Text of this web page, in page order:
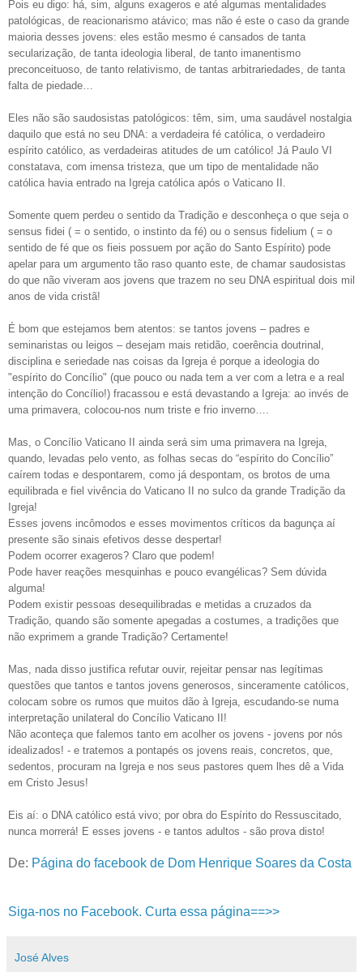
Pois eu digo: há, sim, alguns exageros e até algumas mentalidades
patológicas, de reacionarismo atávico; mas não é este o caso da grande
maioria desses jovens: eles estão mesmo é cansados de tanta
secularização, de tanta ideologia liberal, de tanto imanentismo
preconceituoso, de tanto relativismo, de tantas arbitrariedades, de tanta
falta de piedade…
Eles não são saudosistas patológicos: têm, sim, uma saudável nostalgia
daquilo que está no seu DNA: a verdadeira fé católica, o verdadeiro
espírito católico, as verdadeiras atitudes de um católico! Já Paulo VI
constatava, com imensa tristeza, que um tipo de mentalidade não
católica havia entrado na Igreja católica após o Vaticano II.
Somente quem perdeu o sentido da Tradição e desconheça o que seja o
sensus fidei ( = o sentido, o instinto da fé) ou o sensus fidelium ( = o
sentido de fé que os fieis possuem por ação do Santo Espírito) pode
apelar para um argumento tão raso quanto este, de chamar saudosistas
do que não viveram aos jovens que trazem no seu DNA espiritual dois mil
anos de vida cristã!
É bom que estejamos bem atentos: se tantos jovens – padres e
seminaristas ou leigos – desejam mais retidão, coerência doutrinal,
disciplina e seriedade nas coisas da Igreja é porque a ideologia do
"espírito do Concílio" (que pouco ou nada tem a ver com a letra e a real
intenção do Concílio!) fracassou e está devastando a Igreja: ao invés de
uma primavera, colocou-nos num triste e frio inverno….
Mas, o Concílio Vaticano II ainda será sim uma primavera na Igreja,
quando, levadas pelo vento, as folhas secas do “espírito do Concílio”
caírem todas e despontarem, como já despontam, os brotos de uma
equilibrada e fiel vivência do Vaticano II no sulco da grande Tradição da
Igreja!
Esses jovens incômodos e esses movimentos críticos da bagunça aí
presente são sinais efetivos desse despertar!
Podem ocorrer exageros? Claro que podem!
Pode haver reações mesquinhas e pouco evangélicas? Sem dúvida
alguma!
Podem existir pessoas desequilibradas e metidas a cruzados da
Tradição, quando são somente apegadas a costumes, a tradições que
não exprimem a grande Tradição? Certamente!
Mas, nada disso justifica refutar ouvir, rejeitar pensar nas legítimas
questões que tantos e tantos jovens generosos, sinceramente católicos,
colocam sobre os rumos que muitos dão à Igreja, escudando-se numa
interpretação unilateral do Concílio Vaticano II!
Não aconteça que falemos tanto em acolher os jovens - jovens por nós
idealizados! - e tratemos a pontapés os jovens reais, concretos, que,
sedentos, procuram na Igreja e nos seus pastores quem lhes dê a Vida
em Cristo Jesus!
Eis aí: o DNA católico está vivo; por obra do Espírito do Ressuscitado,
nunca morrerá! E esses jovens - e tantos adultos - são prova disto!
De: Página do facebook de Dom Henrique Soares da Costa
Siga-nos no Facebook. Curta essa página==>>
José Alves